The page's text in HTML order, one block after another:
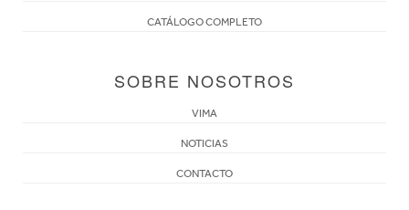
CATÁLOGO COMPLETO
SOBRE NOSOTROS
VIMA
NOTICIAS
CONTACTO